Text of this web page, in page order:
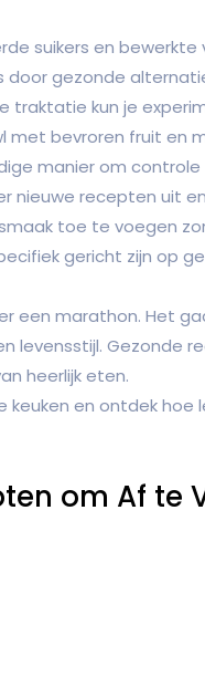
suikers en bewerkte
door gezonde
traktatie kun je
met bevroren fruit en
manier om
nieuwe recepten uit
toe te voegen
gericht zijn op
een marathon. Het
levensstijl. Gezonde
heerlijk eten.
en ontdek hoe
om Af te